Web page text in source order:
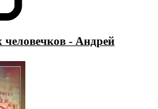
- Андрей